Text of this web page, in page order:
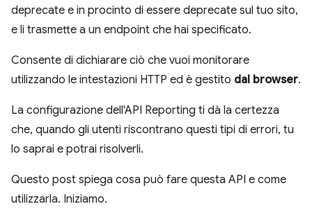
deprecate e in procinto di essere deprecate sul tuo sito,
e li trasmette a un endpoint che hai specificato.
Consente di dichiarare ciò che vuoi monitorare
utilizzando le intestazioni HTTP ed è gestito dal browser.
La configurazione dell'API Reporting ti dà la certezza
che, quando gli utenti riscontrano questi tipi di errori, tu
lo saprai e potrai risolverli.
Questo post spiega cosa può fare questa API e come
utilizzarla. Iniziamo.